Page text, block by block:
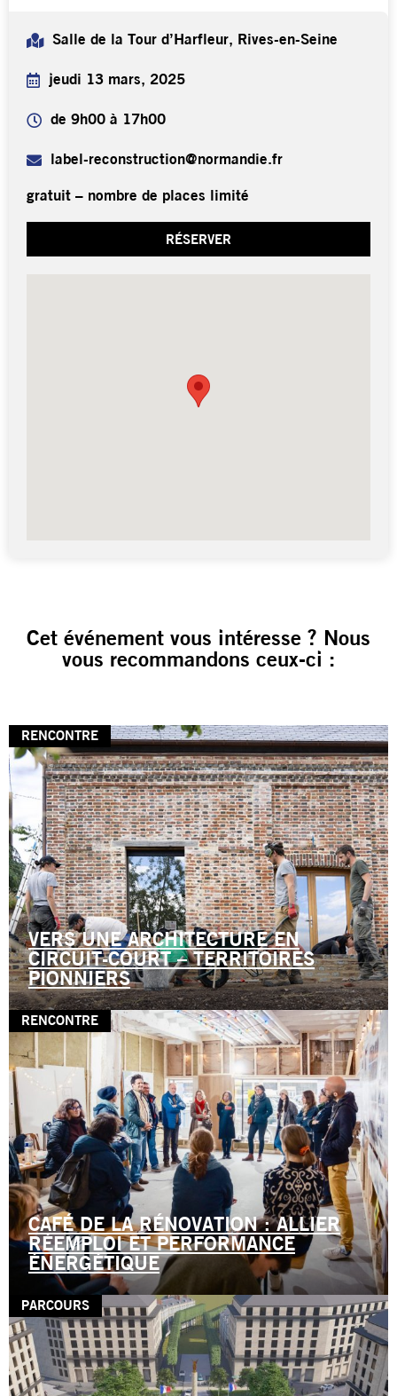
Salle de la Tour d’Harfleur, Rives-en-Seine
jeudi 13 mars, 2025
de 9h00 à 17h00
label-reconstruction@normandie.fr
gratuit – nombre de places limité
RÉSERVER
Cet événement vous intéresse ? Nous
vous recommandons ceux-ci :
RENCONTRE
VERS UNE ARCHITECTURE EN
CIRCUIT-COURT – TERRITOIRES
PIONNIERS
RENCONTRE
CAFÉ DE LA RÉNOVATION : ALLIER
RÉEMPLOI ET PERFORMANCE
ÉNERGÉTIQUE
PARCOURS